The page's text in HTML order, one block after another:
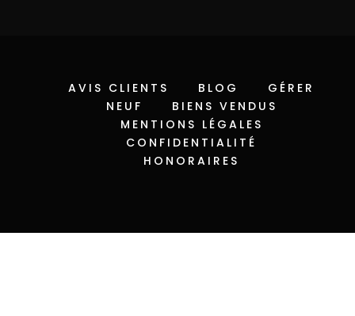
AVIS CLIENTS BLOG
GÉRER
NEUF
BIENS VENDUS
MENTIONS LÉGALES
CONFIDENTIALITÉ
HONORAIRES